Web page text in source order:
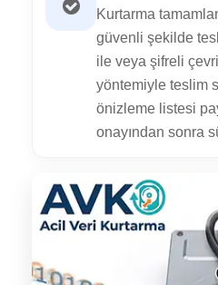
Kurtarma
güvenli şekilde
ile veya şifreli
yöntemiyle teslim
önizleme listesi
onayından sonra